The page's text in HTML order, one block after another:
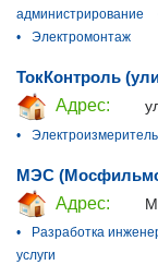
администрирование
•
Электромонтаж
ТокКонтроль
Адрес:
•
МЭС
Адрес:
•
Разработка
услуги